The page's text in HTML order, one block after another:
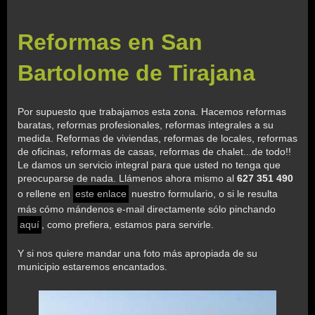
Reformas en San
Bartolome de Tirajana
Por supuesto que trabajamos esta zona. Hacemos reformas
baratas, reformas profesionales, reformas integrales a su
medida. Reformas de viviendas, reformas de locales, reformas
de oficinas, reformas de casas, reformas de chalet...de todo!!
Le damos un servicio integral para que usted no tenga que
preocuparse de nada. Llámenos ahora mismo al 627 351 490
o rellene en este enlace nuestro formulario, o si le resulta
más cómo mándenos e-mail directamente sólo pinchando
aquí
, como prefiera, estamos para servirle.
Y si nos quiere mandar una foto más apropiada de su
municipio estaremos encantados.